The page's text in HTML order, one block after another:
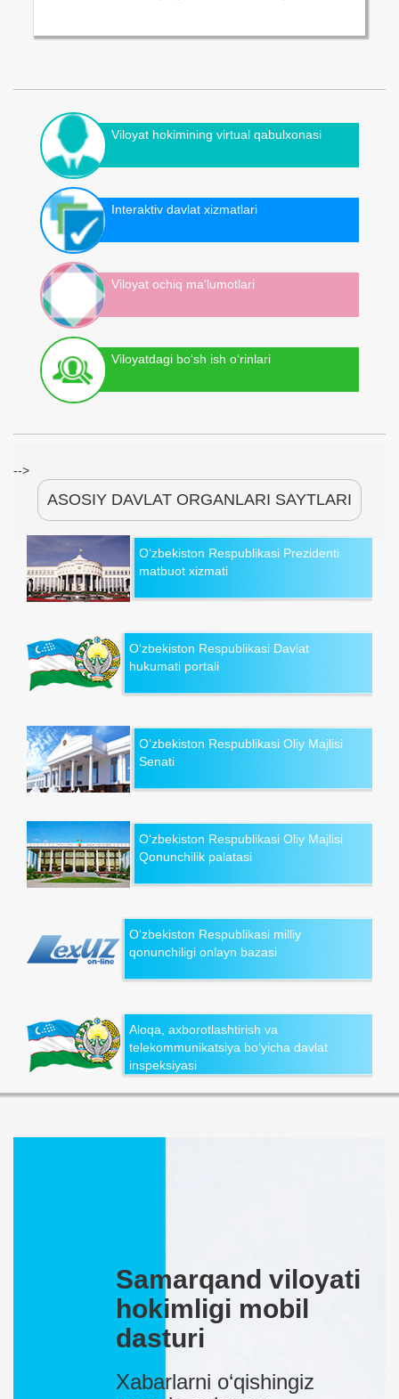
Viloyat hokimining virtual qabulxonasi
Interaktiv davlat xizmatlari
Viloyat ochiq ma'lumotlari
Viloyatdagi bo‘sh ish o‘rinlari
-->
ASOSIY DAVLAT ORGANLARI SAYTLARI
O‘zbekiston Respublikasi Prezidenti
matbuot xizmati
O‘zbekiston Respublikasi Davlat
hukumati portali
O‘zbekiston Respublikasi Oliy Majlisi
Senati
O‘zbekiston Respublikasi Oliy Majlisi
Qonunchilik palatasi
O‘zbekiston Respublikasi milliy
qonunchiligi onlayn bazasi
Aloqa, axborotlashtirish va
telekommunikatsiya bo‘yicha davlat
inspeksiyasi
Samarqand viloyati
hokimligi mobil
dasturi
Xabarlarni o‘qishingiz